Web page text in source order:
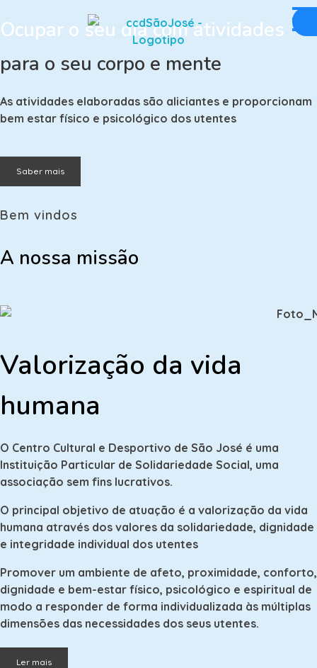
Centro Cultural e Desportivo de São José
Ocupar o seu dia com atividades
para o seu corpo e mente
As atividades elaboradas são aliciantes e proporcionam
bem estar físico e psicológico dos utentes
Saber mais
Bem vindos
A nossa missão
Valorização da vida
humana
O Centro Cultural e Desportivo de São José é uma
Instituição Particular de Solidariedade Social, uma
associação sem fins lucrativos.
O principal objetivo de atuação é a valorização da vida
humana através dos valores da solidariedade, dignidade
e integridade individual dos utentes
Promover um ambiente de afeto, proximidade, conforto,
dignidade e bem-estar físico, psicológico e espiritual de
modo a responder de forma individualizada às múltiplas
dimensões das necessidades dos seus utentes.
Ler mais